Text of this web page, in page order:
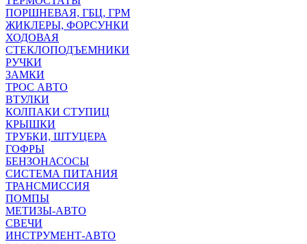
ПОРШНЕВАЯ, ГБЦ, ГРМ
ЖИКЛЕРЫ, ФОРСУНКИ
ХОДОВАЯ
СТЕКЛОПОДЪЕМНИКИ
РУЧКИ
ЗАМКИ
ТРОС АВТО
ВТУЛКИ
КОЛПАКИ СТУПИЦ
КРЫШКИ
ТРУБКИ, ШТУЦЕРА
ГОФРЫ
БЕНЗОНАСОСЫ
СИСТЕМА ПИТАНИЯ
ТРАНСМИССИЯ
ПОМПЫ
МЕТИЗЫ-АВТО
СВЕЧИ
ИНСТРУМЕНТ-АВТО